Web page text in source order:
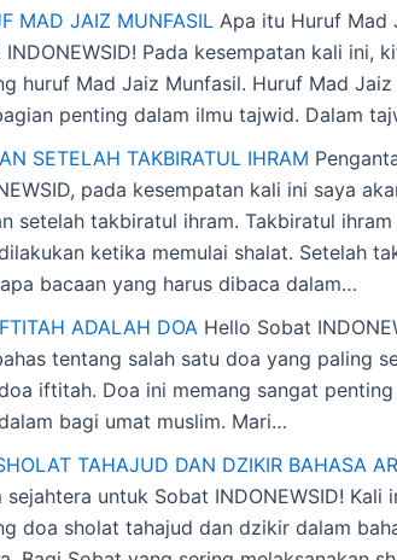
MAD JAIZ MUNFASIL Apa itu Huruf Mad
INDONEWSID! Pada kesempatan kali ini,
huruf Mad Jaiz Munfasil. Huruf Mad
penting dalam ilmu tajwid. Dalam
SETELAH TAKBIRATUL IHRAM
pada kesempatan kali ini saya
setelah takbiratul ihram. Takbiratul
ketika memulai shalat. Setelah
bacaan yang harus dibaca dalam…
ADALAH DOA Hello Sobat
tentang salah satu doa yang paling
iftitah. Doa ini memang sangat
bagi umat muslim. Mari…
TAHAJUD DAN DZIKIR BAHASA
sejahtera untuk Sobat INDONEWSID! Kali
doa sholat tahajud dan dzikir dalam